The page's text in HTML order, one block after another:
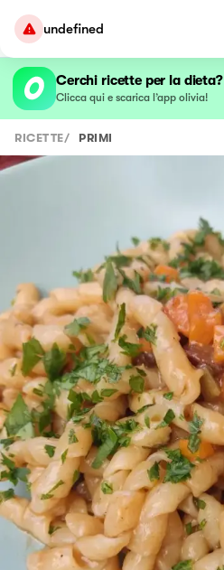
undefined
Cerchi ricette per la dieta?
Clicca qui e scarica l’app olivia!
RICETTE/ PRIMI